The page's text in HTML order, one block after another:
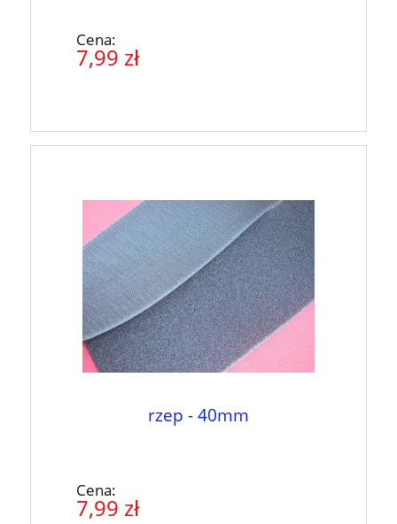
Cena:
7,99 zł
rzep - 40mm
Cena:
7,99 zł